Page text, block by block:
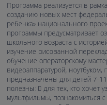
Программа реализуется в
созданию новых мест
ребенка» национального
программы предусматривает
школьного возраста с
изучение рисованной
обучение операторскому
видеоаппаратурой,
предназначены для детей 7-
полезны:  для тех, кто хочет
мультфильмы, познакомиться